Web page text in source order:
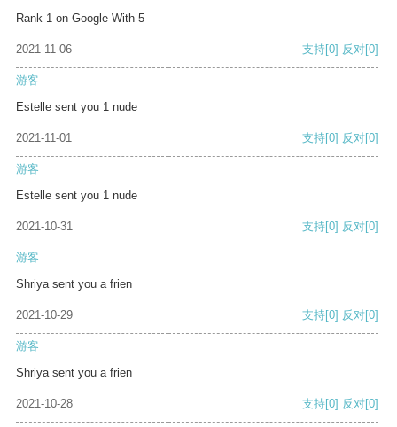
Rank 1 on Google With 5
2021-11-06 支持[0] 反对[0]
游客
Estelle sent you 1 nude
2021-11-01 支持[0] 反对[0]
游客
Estelle sent you 1 nude
2021-10-31 支持[0] 反对[0]
游客
Shriya sent you a frien
2021-10-29 支持[0] 反对[0]
游客
Shriya sent you a frien
2021-10-28 支持[0] 反对[0]